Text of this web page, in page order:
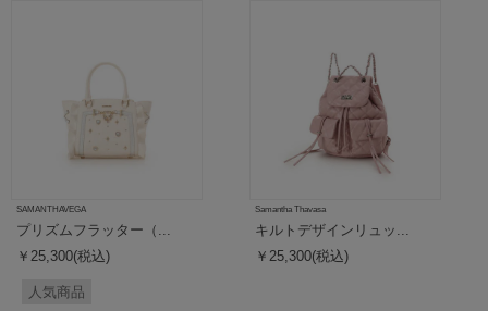
SAMANTHAVEGA
プリズムフラッター（...
￥25,300(税込)
人気商品
Samantha Thavasa
キルトデザインリュッ...
￥25,300(税込)